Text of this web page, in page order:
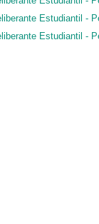
Estudiantil -
Estudiantil -